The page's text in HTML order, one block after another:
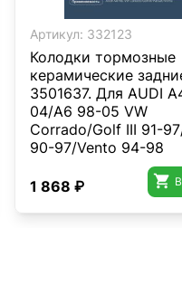
Артикул: 332123
Колодки тормозные
керамические
3501637. Для AUDI
04/A6 98-05 VW
Corrado/Golf III 91-
90-97/Vento 94-98
1 868 ₽ 